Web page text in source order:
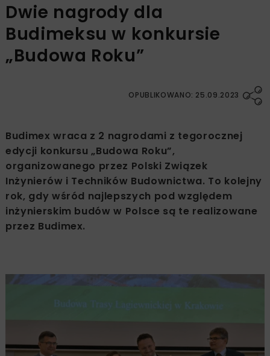
Dwie nagrody dla
Budimeksu w konkursie
„Budowa Roku”
OPUBLIKOWANO: 25.09.2023
Budimex wraca z 2 nagrodami z tegorocznej
edycji konkursu „Budowa Roku”,
organizowanego przez Polski Związek
Inżynierów i Techników Budownictwa. To kolejny
rok, gdy wśród najlepszych pod względem
inżynierskim budów w Polsce są te ‎realizowane
przez Budimex.